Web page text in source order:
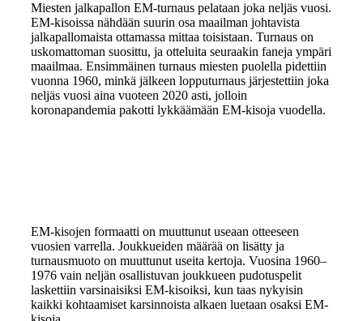
Miesten jalkapallon EM-turnaus pelataan joka neljäs vuosi.
EM-kisoissa nähdään suurin osa maailman johtavista
jalkapallomaista ottamassa mittaa toisistaan. Turnaus on
uskomattoman suosittu, ja otteluita seuraakin faneja ympäri
maailmaa. Ensimmäinen turnaus miesten puolella pidettiin
vuonna 1960, minkä jälkeen lopputurnaus järjestettiin joka
neljäs vuosi aina vuoteen 2020 asti, jolloin
koronapandemia pakotti lykkäämään EM-kisoja vuodella.
EM-kisojen formaatti on muuttunut useaan otteeseen
vuosien varrella. Joukkueiden määrää on lisätty ja
turnausmuoto on muuttunut useita kertoja. Vuosina 1960–
1976 vain neljän osallistuvan joukkueen pudotuspelit
laskettiin varsinaisiksi EM-kisoiksi, kun taas nykyisin
kaikki kohtaamiset karsinnoista alkaen luetaan osaksi EM-